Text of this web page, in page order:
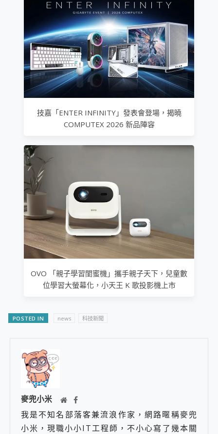
技嘉「ENTER INFINITY」發表會登場，揭曉
COMPUTEX 2026 新品陣容
OVO 「親子學習閨蜜機」攜手親子天下，兒童數
位學習大螢幕化，小天王 K 歌投影機上市
POSTED IN news 科技新聞
麥兜小米
我是不知名部落客兼流浪作家，網路暱稱麥兜
小米，現職小小IT工程師，不小心寫了幾本關